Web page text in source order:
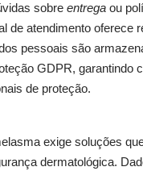
sobre entrega ou
de atendimento oferece
pessoais são
GDPR, garantindo
de proteção.
exige soluções
dermatológica.